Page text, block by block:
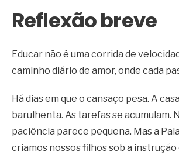
Reflexão breve
Educar não é uma corrida de
caminho diário de amor, onde cada
Há dias em que o cansaço pesa. A
barulhenta. As tarefas se acumulam.
paciência parece pequena. Mas a
criamos nossos filhos sob a instrução